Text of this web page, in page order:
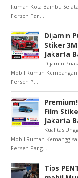
Rumah Kota Bambu
Persen Pan...
Dijamin
Stiker
Jakarta
Dijamin
Mobil Rumah Kembangan
Persen P...
Film
Jakarta
Kualitas
Mobil Rumah
Persen Pang...
Tips